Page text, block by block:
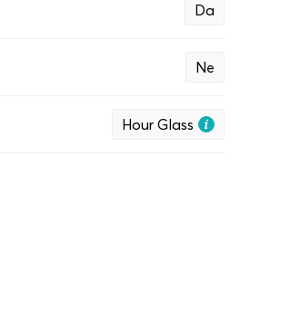
Da
Ne
Hour Glass